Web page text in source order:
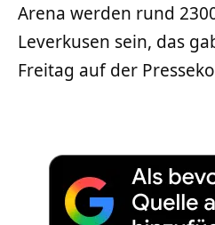
Arena werden rund
Leverkusen sein, das
Freitag auf der